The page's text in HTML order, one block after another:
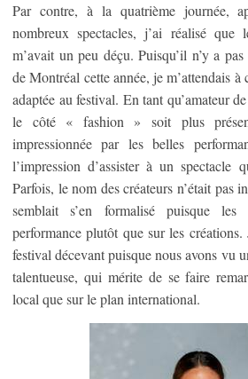
Par contre, à la quatrième journée,
nombreux spectacles, j’ai réalisé
m’avait un peu déçu. Puisqu’il n’y a
de Montréal cette année, je m’attendais à
adaptée au festival. En tant qu’amateur
le côté « fashion » soit plus
impressionnée par les belles
l’impression d’assister à un spectacle
Parfois, le nom des créateurs n’était pas
semblait s’en formalisé puisque
performance plutôt que sur les créations.
festival décevant puisque nous avons vu
talentueuse, qui mérite de se faire
local que sur le plan international.